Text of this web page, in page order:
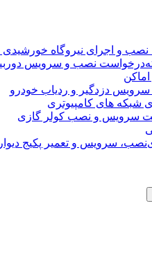
و اجرای نیروگاه
درخواست نصب و سرویس
دزدگیر و ردیاب خودرو
شبکه های کامپیوتری
سرویس و نصب کولر گازی
نصب، سرویس و تعمیر پکیج